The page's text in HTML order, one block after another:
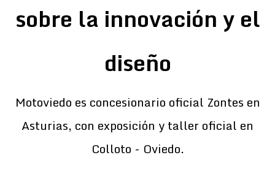
sobre la innovación y el
diseño
Motoviedo es concesionario oficial Zontes en
Asturias, con exposición y taller oficial en
Colloto - Oviedo.